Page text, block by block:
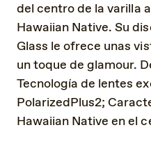
del centro de la varilla
Hawaiian Native. Su
Glass le ofrece unas
un toque de glamour.
Tecnología de lentes
PolarizedPlus2;
Hawaiian Native en el